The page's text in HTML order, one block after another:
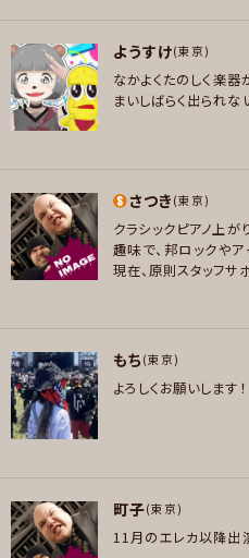
メッ
ath、八十八カ所巡礼、人間椅子、嘘つ
好きなジャンル
ポップス , ロック , パンク/メロコア ,
ブルース , ハウス/テクノ
プレイヤー参加予定
メッ
ボーカル , ギター
好きなアーティスト
UNISON SQUARE GARDEN/ハンブ
夜中でいいのに。/結束バンド/椎名林
のアーティストが好きというより、この
好きなジャンル
ポップス , ロック , パンク/メロコア
プレイヤー参加予定
ようすけ(東京)
なかよくたのしく楽器
まいしばらく出られな
ギター , ベース
好きなアーティスト
ミッシェルガンエレファント
ワンダーボーイ tha blue herb バック
wn 新しい学校のリーダーズ 東京事
戦記
好きなジャンル
ポップス , ロック , パンク/メロコア ,
ュメタル/デスメタル , ハードコア , ハウ
さつき (東京)
クラシックピアノ上が
趣味で、邦ロックや
現在、原則スタッフサ
ピアノ/キーボード
好きなアーティスト
[Alexandros]、YUI、yama、チャットモ
プレイヤー参加予定
もち (東京)
よろしくお願いします！
ギター
好きなアーティスト
町子(東京)
11月のエレカ以降出